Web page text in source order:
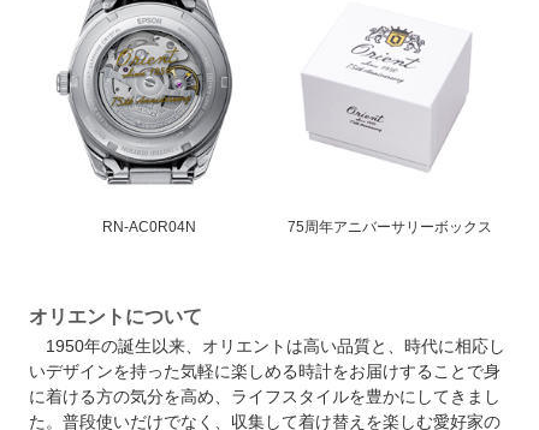
RN-AC0R04N 75周年アニバーサリーボックス
オリエントについて
1950年の誕生以来、オリエントは高い品質と、時代に相応し
いデザインを持った気軽に楽しめる時計をお届けすることで身
に着ける方の気分を高め、ライフスタイルを豊かにしてきまし
た。普段使いだけでなく、収集して着け替えを楽しむ愛好家の